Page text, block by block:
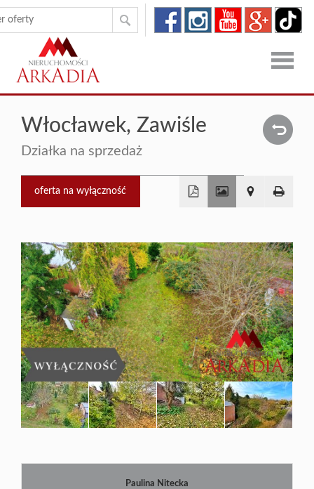
Strona
główna
Oferty
Dron
RODO
Blog
Włocławek, Zawiśle
Działka na sprzedaż
oferta na wyłączność
−
Paulina Nitecka